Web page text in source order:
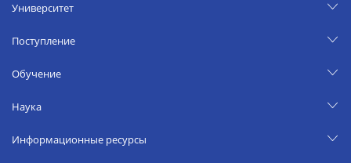
Университет
Поступление
Обучение
Наука
Информационные ресурсы